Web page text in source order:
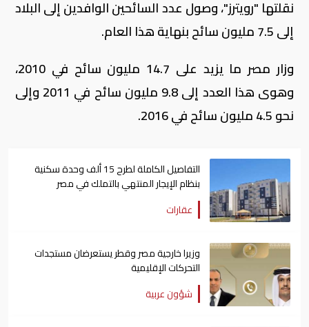
نقلتها "رويترز"، وصول عدد السائحين الوافدين إلى البلاد
إلى 7.5 مليون سائح بنهاية هذا العام.
وزار مصر ما يزيد على 14.7 مليون سائح في 2010،
وهوى هذا العدد إلى 9.8 مليون سائح في 2011 وإلى
نحو 4.5 مليون سائح في 2016.
التفاصيل الكاملة لطرح 15 ألف وحدة سكنية
بنظام الإيجار المنتهي بالتملك في مصر
عقارات
وزيرا خارجية مصر وقطر يستعرضان مستجدات
التحركات الإقليمية
شؤون عربية